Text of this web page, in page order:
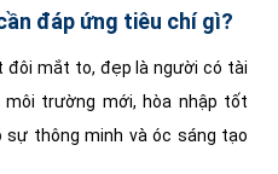
đáp ứng tiêu chí gì?
đôi mắt to, đẹp là người có tài
trường mới, hòa nhập tốt
sự thông minh và óc sáng tạo